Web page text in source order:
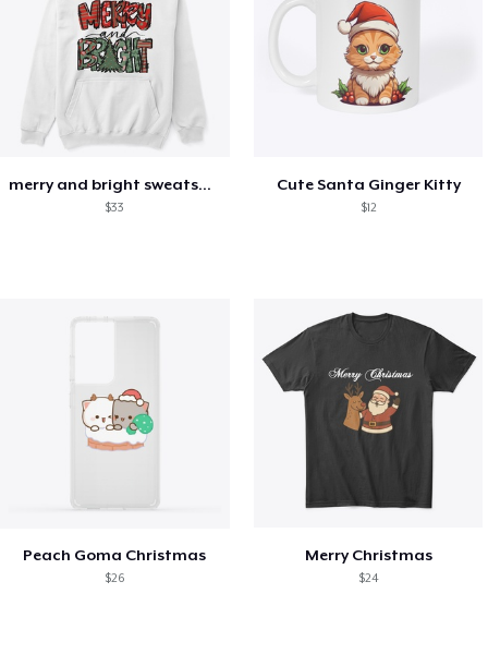
merry and bright sweatshirt christmas
$33
Cute Santa Ginger Kitty
$12
Peach Goma Christmas
$26
Merry Christmas
$24